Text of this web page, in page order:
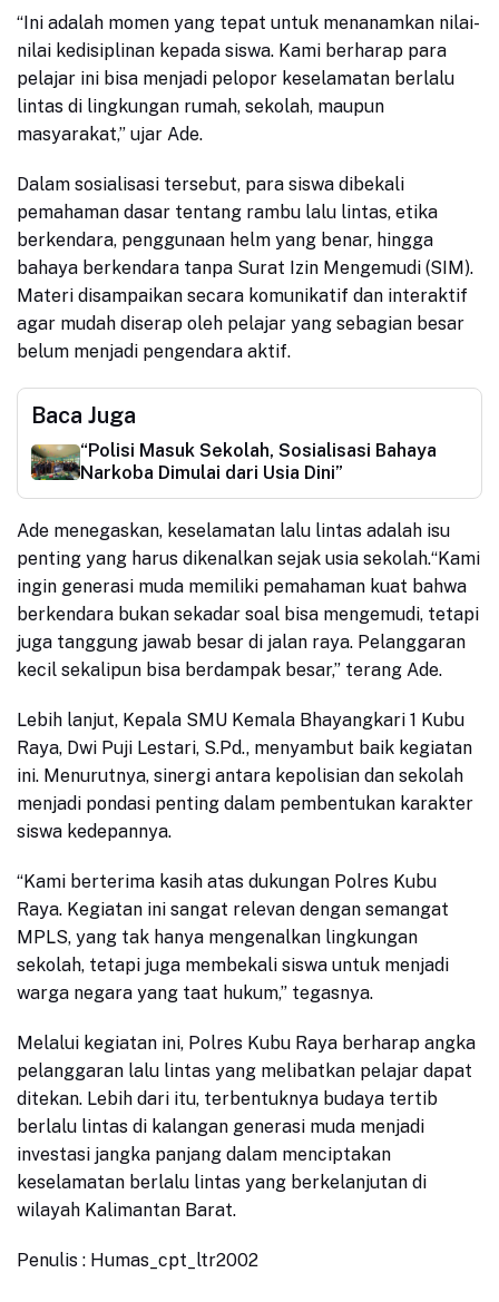
“Ini adalah momen yang tepat untuk menanamkan nilai-
nilai kedisiplinan kepada siswa. Kami berharap para
pelajar ini bisa menjadi pelopor keselamatan berlalu
lintas di lingkungan rumah, sekolah, maupun
masyarakat,” ujar Ade.
Dalam sosialisasi tersebut, para siswa dibekali
pemahaman dasar tentang rambu lalu lintas, etika
berkendara, penggunaan helm yang benar, hingga
bahaya berkendara tanpa Surat Izin Mengemudi (SIM).
Materi disampaikan secara komunikatif dan interaktif
agar mudah diserap oleh pelajar yang sebagian besar
belum menjadi pengendara aktif.
Baca Juga
“Polisi Masuk Sekolah, Sosialisasi Bahaya
Narkoba Dimulai dari Usia Dini”
Ade menegaskan, keselamatan lalu lintas adalah isu
penting yang harus dikenalkan sejak usia sekolah.“Kami
ingin generasi muda memiliki pemahaman kuat bahwa
berkendara bukan sekadar soal bisa mengemudi, tetapi
juga tanggung jawab besar di jalan raya. Pelanggaran
kecil sekalipun bisa berdampak besar,” terang Ade.
Lebih lanjut, Kepala SMU Kemala Bhayangkari 1 Kubu
Raya, Dwi Puji Lestari, S.Pd., menyambut baik kegiatan
ini. Menurutnya, sinergi antara kepolisian dan sekolah
menjadi pondasi penting dalam pembentukan karakter
siswa kedepannya.
“Kami berterima kasih atas dukungan Polres Kubu
Raya. Kegiatan ini sangat relevan dengan semangat
MPLS, yang tak hanya mengenalkan lingkungan
sekolah, tetapi juga membekali siswa untuk menjadi
warga negara yang taat hukum,” tegasnya.
Melalui kegiatan ini, Polres Kubu Raya berharap angka
pelanggaran lalu lintas yang melibatkan pelajar dapat
ditekan. Lebih dari itu, terbentuknya budaya tertib
berlalu lintas di kalangan generasi muda menjadi
investasi jangka panjang dalam menciptakan
keselamatan berlalu lintas yang berkelanjutan di
wilayah Kalimantan Barat.
Penulis : Humas_cpt_ltr2002